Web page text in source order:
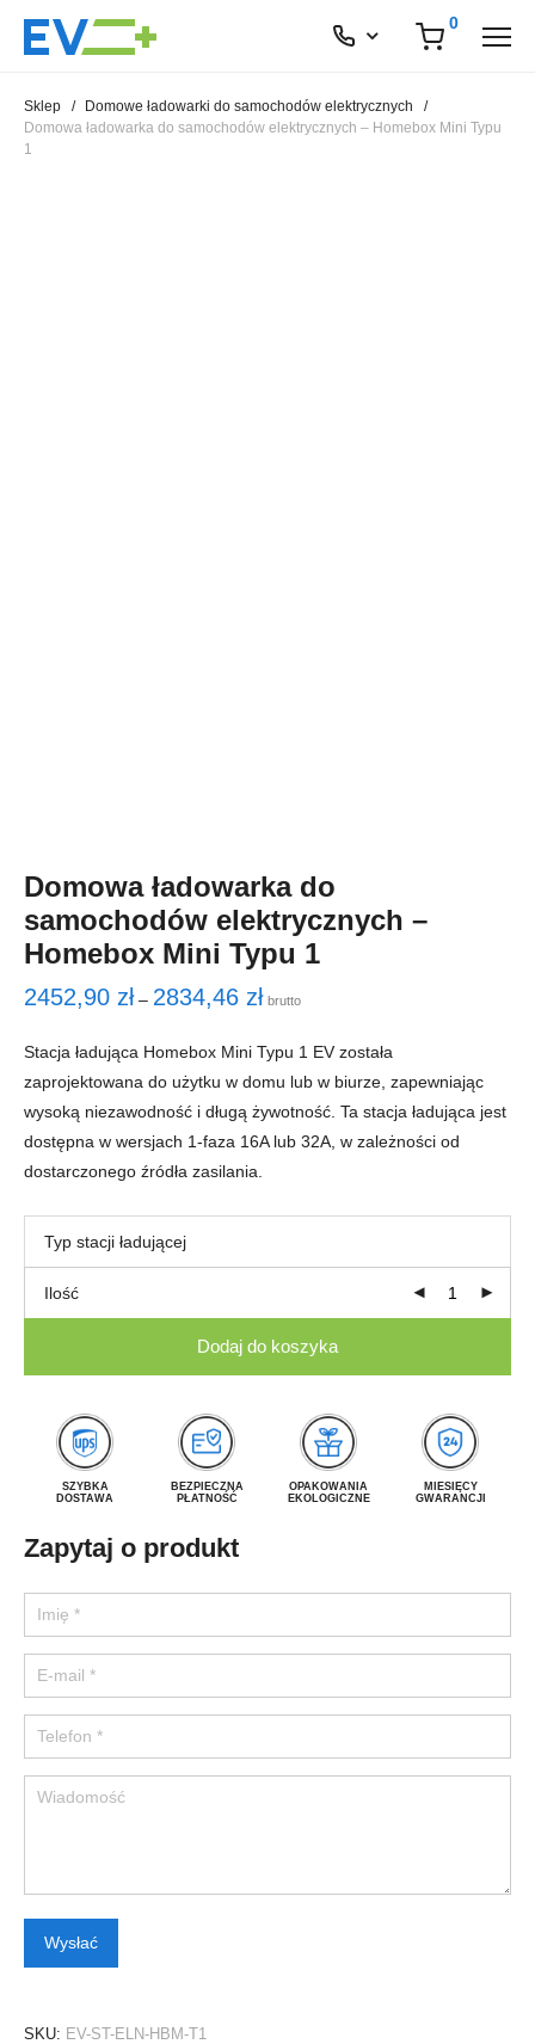
0
Sklep / Domowe ładowarki do samochodów elektrycznych
/
Domowa ładowarka do samochodów elektrycznych – Homebox Mini Typu
1
Domowa ładowarka do
samochodów elektrycznych –
Homebox Mini Typu 1
2452,90 zł– 2834,46 zł brutto
Stacja ładująca Homebox Mini Typu 1 EV została
zaprojektowana do użytku w domu lub w biurze, zapewniając
wysoką niezawodność i długą żywotność. Ta stacja ładująca jest
dostępna w wersjach 1-faza 16A lub 32A, w zależności od
dostarczonego źródła zasilania.
Typ stacji ładującej
Ilość
Dodaj do koszyka
SZYBKA
DOSTAWA
BEZPIECZNA
PŁATNOŚĆ
OPAKOWANIA
EKOLOGICZNE
MIESIĘCY
GWARANCJI
Zapytaj o produkt
SKU: EV-ST-ELN-HBM-T1